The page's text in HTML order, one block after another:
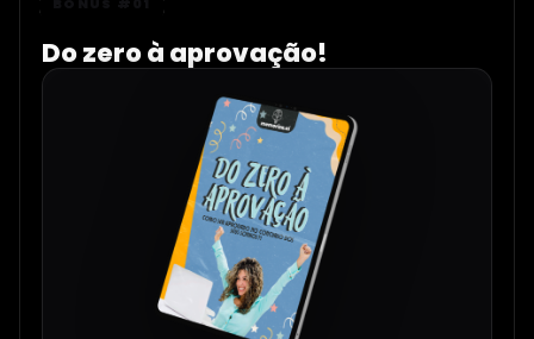
Do zero à aprovação!